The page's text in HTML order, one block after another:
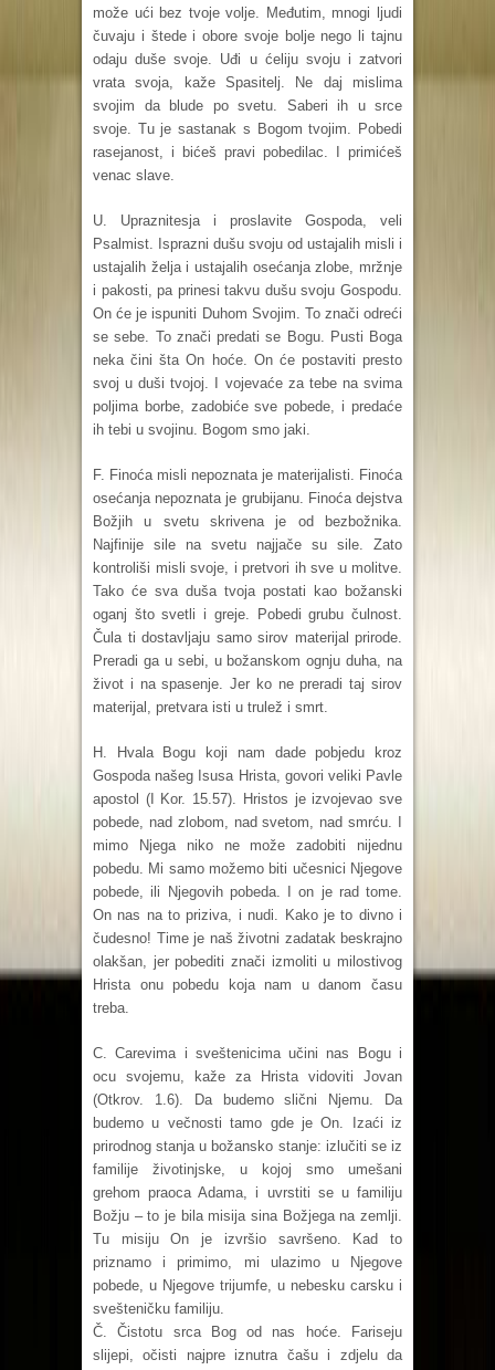
može ući bez tvoje volje. Međutim, mnogi ljudi
čuvaju i štede i obore svoje bolje nego li tajnu
odaju duše svoje. Uđi u ćeliju svoju i zatvori
vrata svoja, kaže Spasitelj. Ne daj mislima
svojim da blude po svetu. Saberi ih u srce
svoje. Tu je sastanak s Bogom tvojim. Pobedi
rasejanost, i bićeš pravi pobedilac. I primićeš
venac slave.
U. Upraznitesja i proslavite Gospoda, veli
Psalmist. Isprazni dušu svoju od ustajalih misli i
ustajalih želja i ustajalih osećanja zlobe, mržnje
i pakosti, pa prinesi takvu dušu svoju Gospodu.
On će je ispuniti Duhom Svojim. To znači odreći
se sebe. To znači predati se Bogu. Pusti Boga
neka čini šta On hoće. On će postaviti presto
svoj u duši tvojoj. I vojevaće za tebe na svima
poljima borbe, zadobiće sve pobede, i predaće
ih tebi u svojinu. Bogom smo jaki.
F. Finoća misli nepoznata je materijalisti. Finoća
osećanja nepoznata je grubijanu. Finoća dejstva
Božjih u svetu skrivena je od bezbožnika.
Najfinije sile na svetu najjače su sile. Zato
kontroliši misli svoje, i pretvori ih sve u molitve.
Tako će sva duša tvoja postati kao božanski
oganj što svetli i greje. Pobedi grubu čulnost.
Čula ti dostavljaju samo sirov materijal prirode.
Preradi ga u sebi, u božanskom ognju duha, na
život i na spasenje. Jer ko ne preradi taj sirov
materijal, pretvara isti u trulež i smrt.
H. Hvala Bogu koji nam dade pobjedu kroz
Gospoda našeg Isusa Hrista, govori veliki Pavle
apostol (I Kor. 15.57). Hristos je izvojevao sve
pobede, nad zlobom, nad svetom, nad smrću. I
mimo Njega niko ne može zadobiti nijednu
pobedu. Mi samo možemo biti učesnici Njegove
pobede, ili Njegovih pobeda. I on je rad tome.
On nas na to priziva, i nudi. Kako je to divno i
čudesno! Time je naš životni zadatak beskrajno
olakšan, jer pobediti znači izmoliti u milostivog
Hrista onu pobedu koja nam u danom času
treba.
C. Carevima i sveštenicima učini nas Bogu i
ocu svojemu, kaže za Hrista vidoviti Jovan
(Otkrov. 1.6). Da budemo slični Njemu. Da
budemo u večnosti tamo gde je On. Izaći iz
prirodnog stanja u božansko stanje: izlučiti se iz
familije životinjske, u kojoj smo umešani
grehom praoca Adama, i uvrstiti se u familiju
Božju – to je bila misija sina Božjega na zemlji.
Tu misiju On je izvršio savršeno. Kad to
priznamo i primimo, mi ulazimo u Njegove
pobede, u Njegove trijumfe, u nebesku carsku i
svešteničku familiju.
Č. Čistotu srca Bog od nas hoće. Fariseju
slijepi, očisti najpre iznutra čašu i zdjelu da